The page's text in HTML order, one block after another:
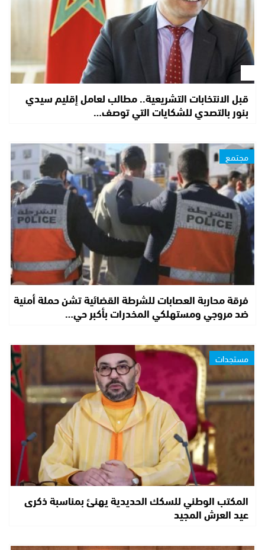
قبل الانتخابات التشريعية.. مطالب لعامل إقليم سيدي
بنور بالتصدي للشكايات التي توصف…
مجتمع
فرقة محاربة العصابات للشرطة القضائية تشن حملة أمنية
ضد مروجي ومستهلكي المخدرات بأكبر حي…
مستجدات
المكتب الوطني للسكك الحديدية يهنئ بمناسبة ذكرى
عيد العرش المجيد